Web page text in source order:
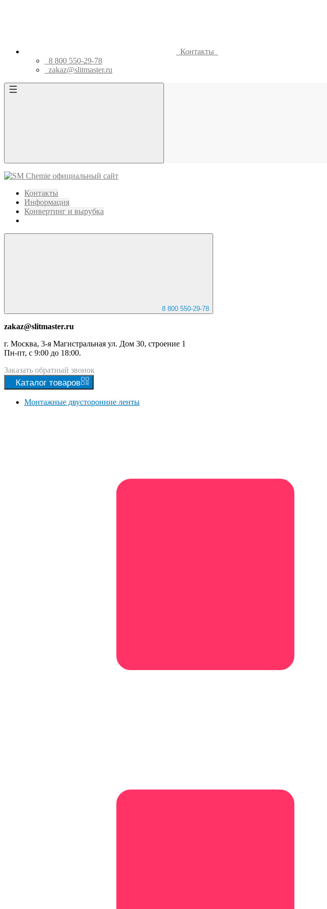
Контакты
8 800 550-29-78
zakaz@slitmaster.ru
Контакты
Информация
Конвертинг и вырубка
8 800 550-29-78
zakaz@slitmaster.ru
г. Москва, 3-я Магистральная ул. Дом 30, строение 1
Пн-пт, с 9:00 до 18:00.
Заказать обратный звонок
Каталог товаров
Монтажные двусторонние ленты